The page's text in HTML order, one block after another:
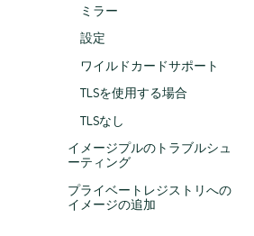
ミラー
設定
ワイルドカードサポート
TLSを使用する場合
TLSなし
イメージプルのトラブルシュ
ーティング
プライベートレジストリへの
イメージの追加